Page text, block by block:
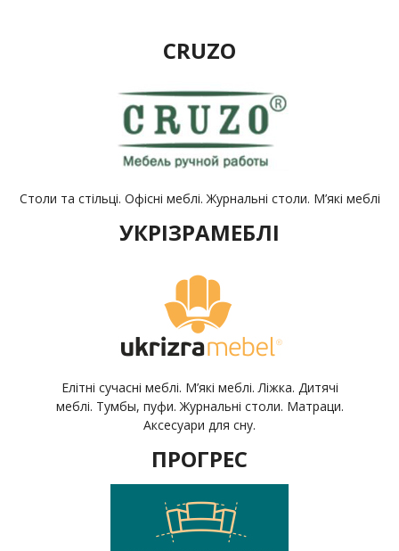
CRUZO
Столи та стільці. Офісні меблі. Журнальні столи. М’які меблі
УКРІЗРАМЕБЛІ
Елітні сучасні меблі. М’які меблі. Ліжка. Дитячі
меблі. Тумбы, пуфи. Журнальні столи. Матраци.
Аксесуари для сну.
ПРОГРЕС